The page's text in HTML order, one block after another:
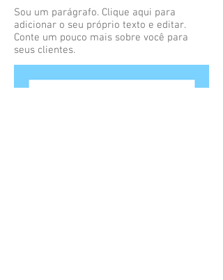
Sou um parágrafo. Clique aqui para
adicionar o seu próprio texto e editar.
Conte um pouco mais sobre você para
seus clientes.